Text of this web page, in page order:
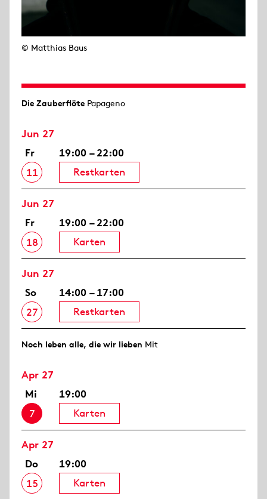
© Matthias Baus
Die Zauberflöte Papageno
Jun 27
Fr
11
19:00 – 22:00
Restkarten
Jun 27
Fr
18
19:00 – 22:00
Karten
Jun 27
So
27
14:00 – 17:00
Restkarten
Noch leben alle, die wir lieben Mit
Apr 27
Mi
7
19:00
Karten
Apr 27
Do
15
19:00
Karten